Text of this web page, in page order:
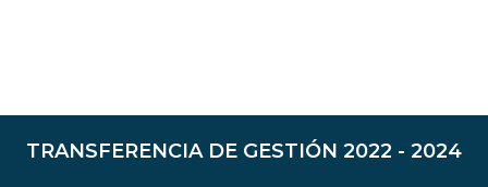
TRANSFERENCIA DE GESTIÓN 2022 - 2024